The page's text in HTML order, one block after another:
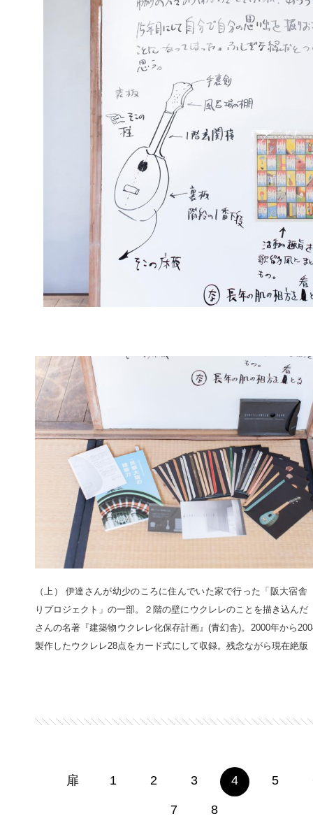
（上） 伊達さんが幼少のころに住んでいた家で行った「阪大宿
りプロジェクト」の一部。２階の壁にウクレレのことを描き込んだ
さんの名著『建築物ウクレレ化保存計画』(青幻舎)。2000年から
製作したウクレレ28点をカード式にして収録。残念ながら現在絶版
扉 1 2 3 4 5
7 8